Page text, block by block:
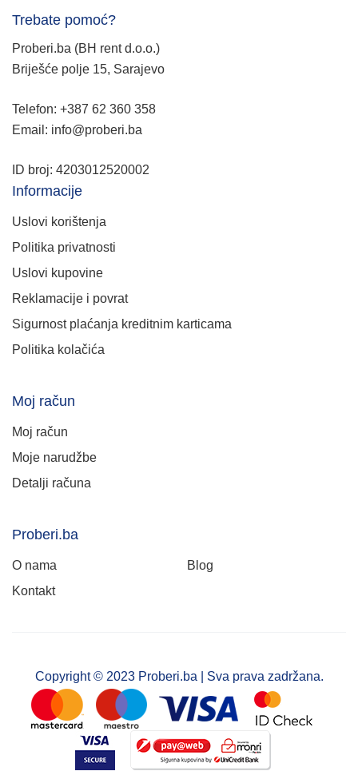
Trebate pomoć?
Proberi.ba (BH rent d.o.o.)
Briješće polje 15, Sarajevo
Telefon: +387 62 360 358
Email: info@proberi.ba
ID broj: 4203012520002
Informacije
Uslovi korištenja
Politika privatnosti
Uslovi kupovine
Reklamacije i povrat
Sigurnost plaćanja kreditnim karticama
Politika kolačića
Moj račun
Moj račun
Moje narudžbe
Detalji računa
Proberi.ba
O nama
Blog
Kontakt
Copyright © 2023 Proberi.ba | Sva prava zadržana.